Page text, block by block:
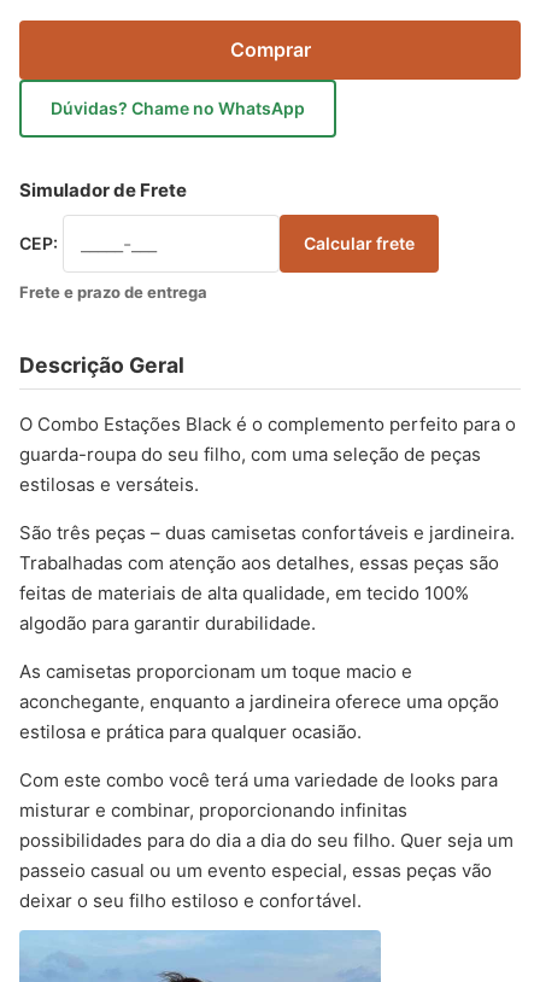
Comprar
Dúvidas? Chame no WhatsApp
Simulador de Frete
CEP: Calcular frete
Frete e prazo de entrega
Descrição Geral
O Combo Estações Black é o complemento perfeito para o
guarda-roupa do seu filho, com uma seleção de peças
estilosas e versáteis.
São três peças – duas camisetas confortáveis e jardineira.
Trabalhadas com atenção aos detalhes, essas peças são
feitas de materiais de alta qualidade, em tecido 100%
algodão para garantir durabilidade.
As camisetas proporcionam um toque macio e
aconchegante, enquanto a jardineira oferece uma opção
estilosa e prática para qualquer ocasião.
Com este combo você terá uma variedade de looks para
misturar e combinar, proporcionando infinitas
possibilidades para do dia a dia do seu filho. Quer seja um
passeio casual ou um evento especial, essas peças vão
deixar o seu filho estiloso e confortável.